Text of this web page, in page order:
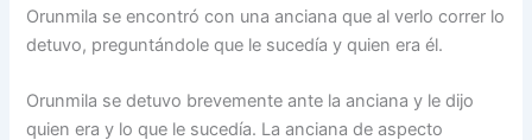
Orunmila se encontró con una anciana que al verlo correr lo
detuvo, preguntándole que le sucedía y quien era él.
Orunmila se detuvo brevemente ante la anciana y le dijo
quien era y lo que le sucedía. La anciana de aspecto